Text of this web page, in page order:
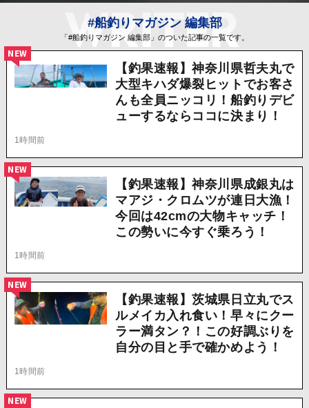
#船釣りマガジン 編集部
「#船釣りマガジン 編集部」のついた記事の一覧です。
1時間前
【釣果速報】神奈川県哲夫丸で
大型キハダ爆裂ヒットでお客さ
んも全員ニッコリ！船釣りデビ
ューするならココに決まり！
NEW
1時間前
【釣果速報】神奈川県成銀丸は
マアジ・クロムツが連日大漁！
今回は42cmの大物キャッチ！
この勢いに今すぐ乗ろう！
NEW
1時間前
【釣果速報】茨城県日立丸でス
ルメイカ入れ食い！早々にクー
ラー満タン？！この好調ぶりを
自分の目と手で確かめよう！
NEW
NEW